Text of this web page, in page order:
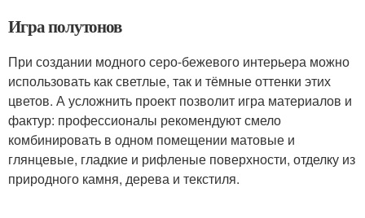
Игра полутонов
При создании модного серо-бежевого интерьера можно
использовать как светлые, так и тёмные оттенки этих
цветов. А усложнить проект позволит игра материалов и
фактур: профессионалы рекомендуют смело
комбинировать в одном помещении матовые и
глянцевые, гладкие и рифленые поверхности, отделку из
природного камня, дерева и текстиля.